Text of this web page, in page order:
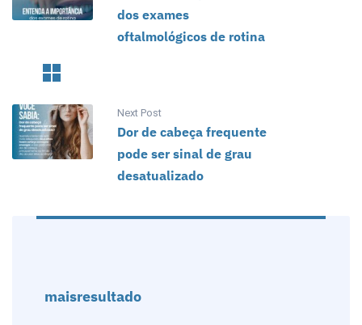
dos exames
oftalmológicos de rotina
Next Post
Dor de cabeça frequente
pode ser sinal de grau
desatualizado
maisresultado